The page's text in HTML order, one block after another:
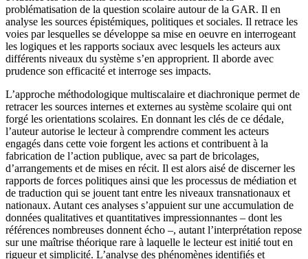
problématisation de la question scolaire autour de la GAR. Il en
analyse les sources épistémiques, politiques et sociales. Il retrace les
voies par lesquelles se développe sa mise en oeuvre en interrogeant
les logiques et les rapports sociaux avec lesquels les acteurs aux
différents niveaux du système s’en approprient. Il aborde avec
prudence son efficacité et interroge ses impacts.
L’approche méthodologique multiscalaire et diachronique permet de
retracer les sources internes et externes au système scolaire qui ont
forgé les orientations scolaires. En donnant les clés de ce dédale,
l’auteur autorise le lecteur à comprendre comment les acteurs
engagés dans cette voie forgent les actions et contribuent à la
fabrication de l’action publique, avec sa part de bricolages,
d’arrangements et de mises en récit. Il est alors aisé de discerner les
rapports de forces politiques ainsi que les processus de médiation et
de traduction qui se jouent tant entre les niveaux transnationaux et
nationaux. Autant ces analyses s’appuient sur une accumulation de
données qualitatives et quantitatives impressionnantes – dont les
références nombreuses donnent écho –, autant l’interprétation repose
sur une maîtrise théorique rare à laquelle le lecteur est initié tout en
rigueur et simplicité. L’analyse des phénomènes identifiés et